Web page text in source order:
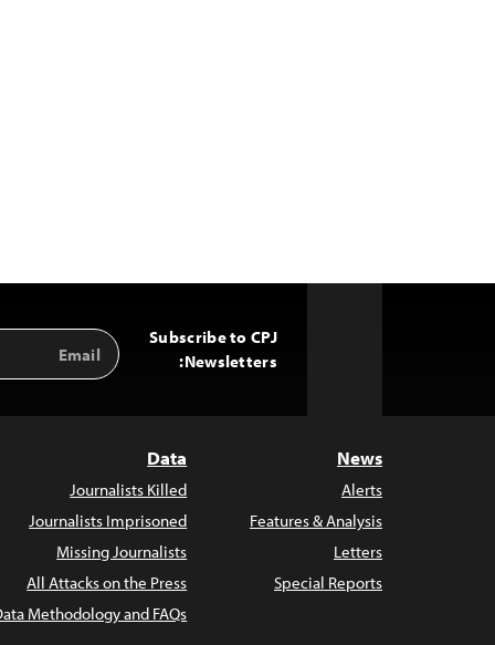
Subscribe to CPJ
Newsletters:
Email
Address
News
Alerts
Features & Analysis
Letters
Special Reports
Data
Journalists Killed
Journalists Imprisoned
Missing Journalists
All Attacks on the Press
Methodology and FAQs